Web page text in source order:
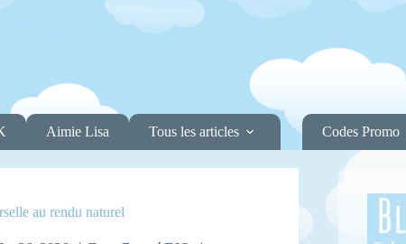
Aimie Lisa Tous les articles Codes Promo
au rendu naturel